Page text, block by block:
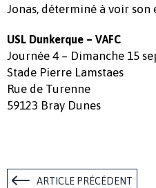
Jonas, déterminé à voir son
USL Dunkerque – VAFC
Journée 4 – Dimanche 15
Stade Pierre Lamstaes
Rue de Turenne
59123 Bray Dunes
ARTICLE PRÉCÉDENT